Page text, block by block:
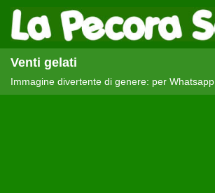
Venti gelati
Immagine divertente di genere: per Whatsapp